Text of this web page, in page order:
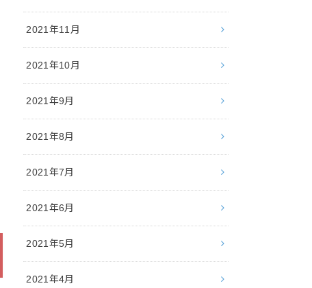
2021年11月
2021年10月
2021年9月
2021年8月
2021年7月
2021年6月
2021年5月
2021年4月